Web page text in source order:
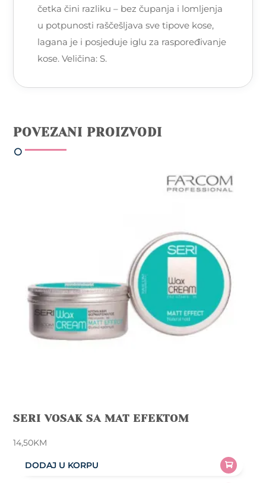
četka čini razliku – bez čupanja i lomljenja
u potpunosti raščešljava sve tipove kose,
lagana je i posjeduje iglu za raspoređivanje
kose. Veličina: S.
POVEZANI PROIZVODI
SERI VOSAK SA MAT EFEKTOM
14,50KM
DODAJ U KORPU